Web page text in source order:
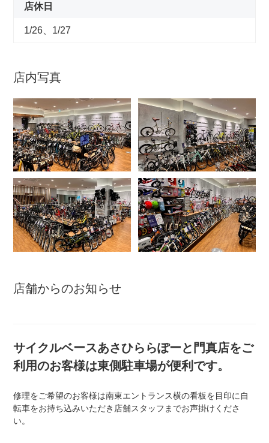
アウトレット
サイクルメイト
ネットで注文、お店で取付け
ネット店と店舗の違いをご紹介
店休日
1/26、1/27
店内写真
店舗からのお知らせ
サイクルベースあさひららぽーと門真店をご
利用のお客様は東側駐車場が便利です。
修理をご希望のお客様は南東エントランス横の看板を目印に自
転車をお持ち込みいただき店舗スタッフまでお声掛けくださ
い。